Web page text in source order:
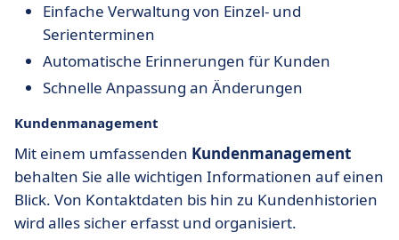
Einfache Verwaltung von Einzel- und
Serienterminen
Automatische Erinnerungen für Kunden
Schnelle Anpassung an Änderungen
Kundenmanagement
Mit einem umfassenden Kundenmanagement
behalten Sie alle wichtigen Informationen auf einen
Blick. Von Kontaktdaten bis hin zu Kundenhistorien
wird alles sicher erfasst und organisiert.